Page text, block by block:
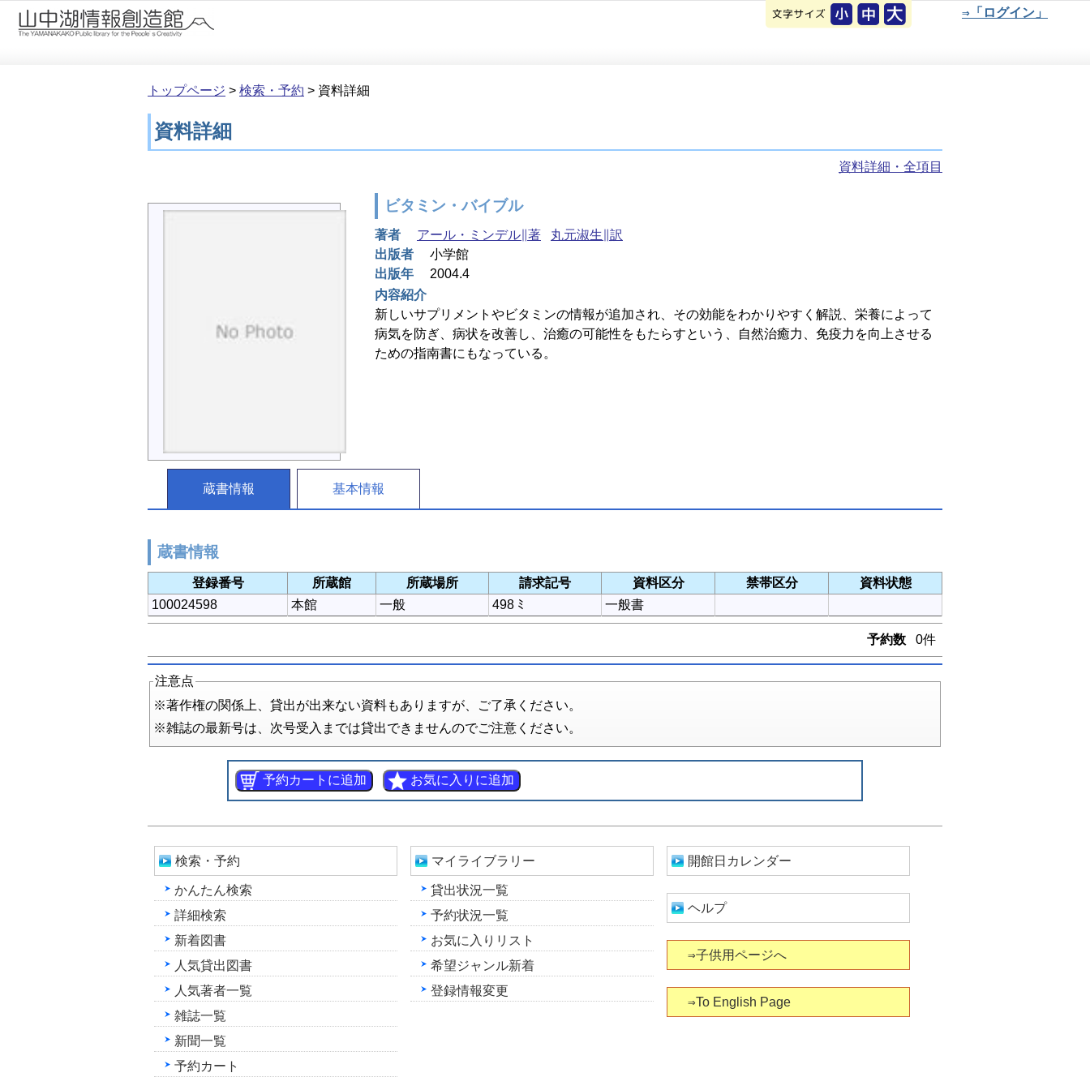
本文へ移動 ⇒「ログイン」
トップページ > 検索・予約 > 資料詳細
資料詳細
資料詳細・全項目
ビタミン・バイブル
著者 アール・ミンデル∥著
丸元淑生∥訳
出版者
小学館
出版年
2004.4
内容紹介
新しいサプリメントやビタミンの情報が追加され、その効能をわかりやすく解説、栄養によって
病気を防ぎ、病状を改善し、治癒の可能性をもたらすという、自然治癒力、免疫力を向上させる
ための指南書にもなっている。
蔵書情報 基本情報
蔵書情報
登録番号 所蔵館 所蔵場所 請求記号 資料区分 禁帯区分
資料状態
100024598
本館 一般 498 ﾐ 一般書
予約数 0件
注意点
※著作権の関係上、貸出が出来ない資料もありますが、ご了承ください。
※雑誌の最新号は、次号受入までは貸出できませんのでご注意ください。
検索・予約
かんたん検索
詳細検索
新着図書
人気貸出図書
人気著者一覧
雑誌一覧
新聞一覧
予約カート
マイライブラリー
貸出状況一覧
予約状況一覧
お気に入りリスト
希望ジャンル新着
登録情報変更
開館日カレンダー
ヘルプ
⇒子供用ページへ
⇒To English Page